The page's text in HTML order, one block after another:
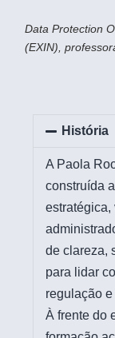
Data Protection
(EXIN),
História
A Paola
construída
estratégica,
de clareza,
para lidar
regulação
À frente do